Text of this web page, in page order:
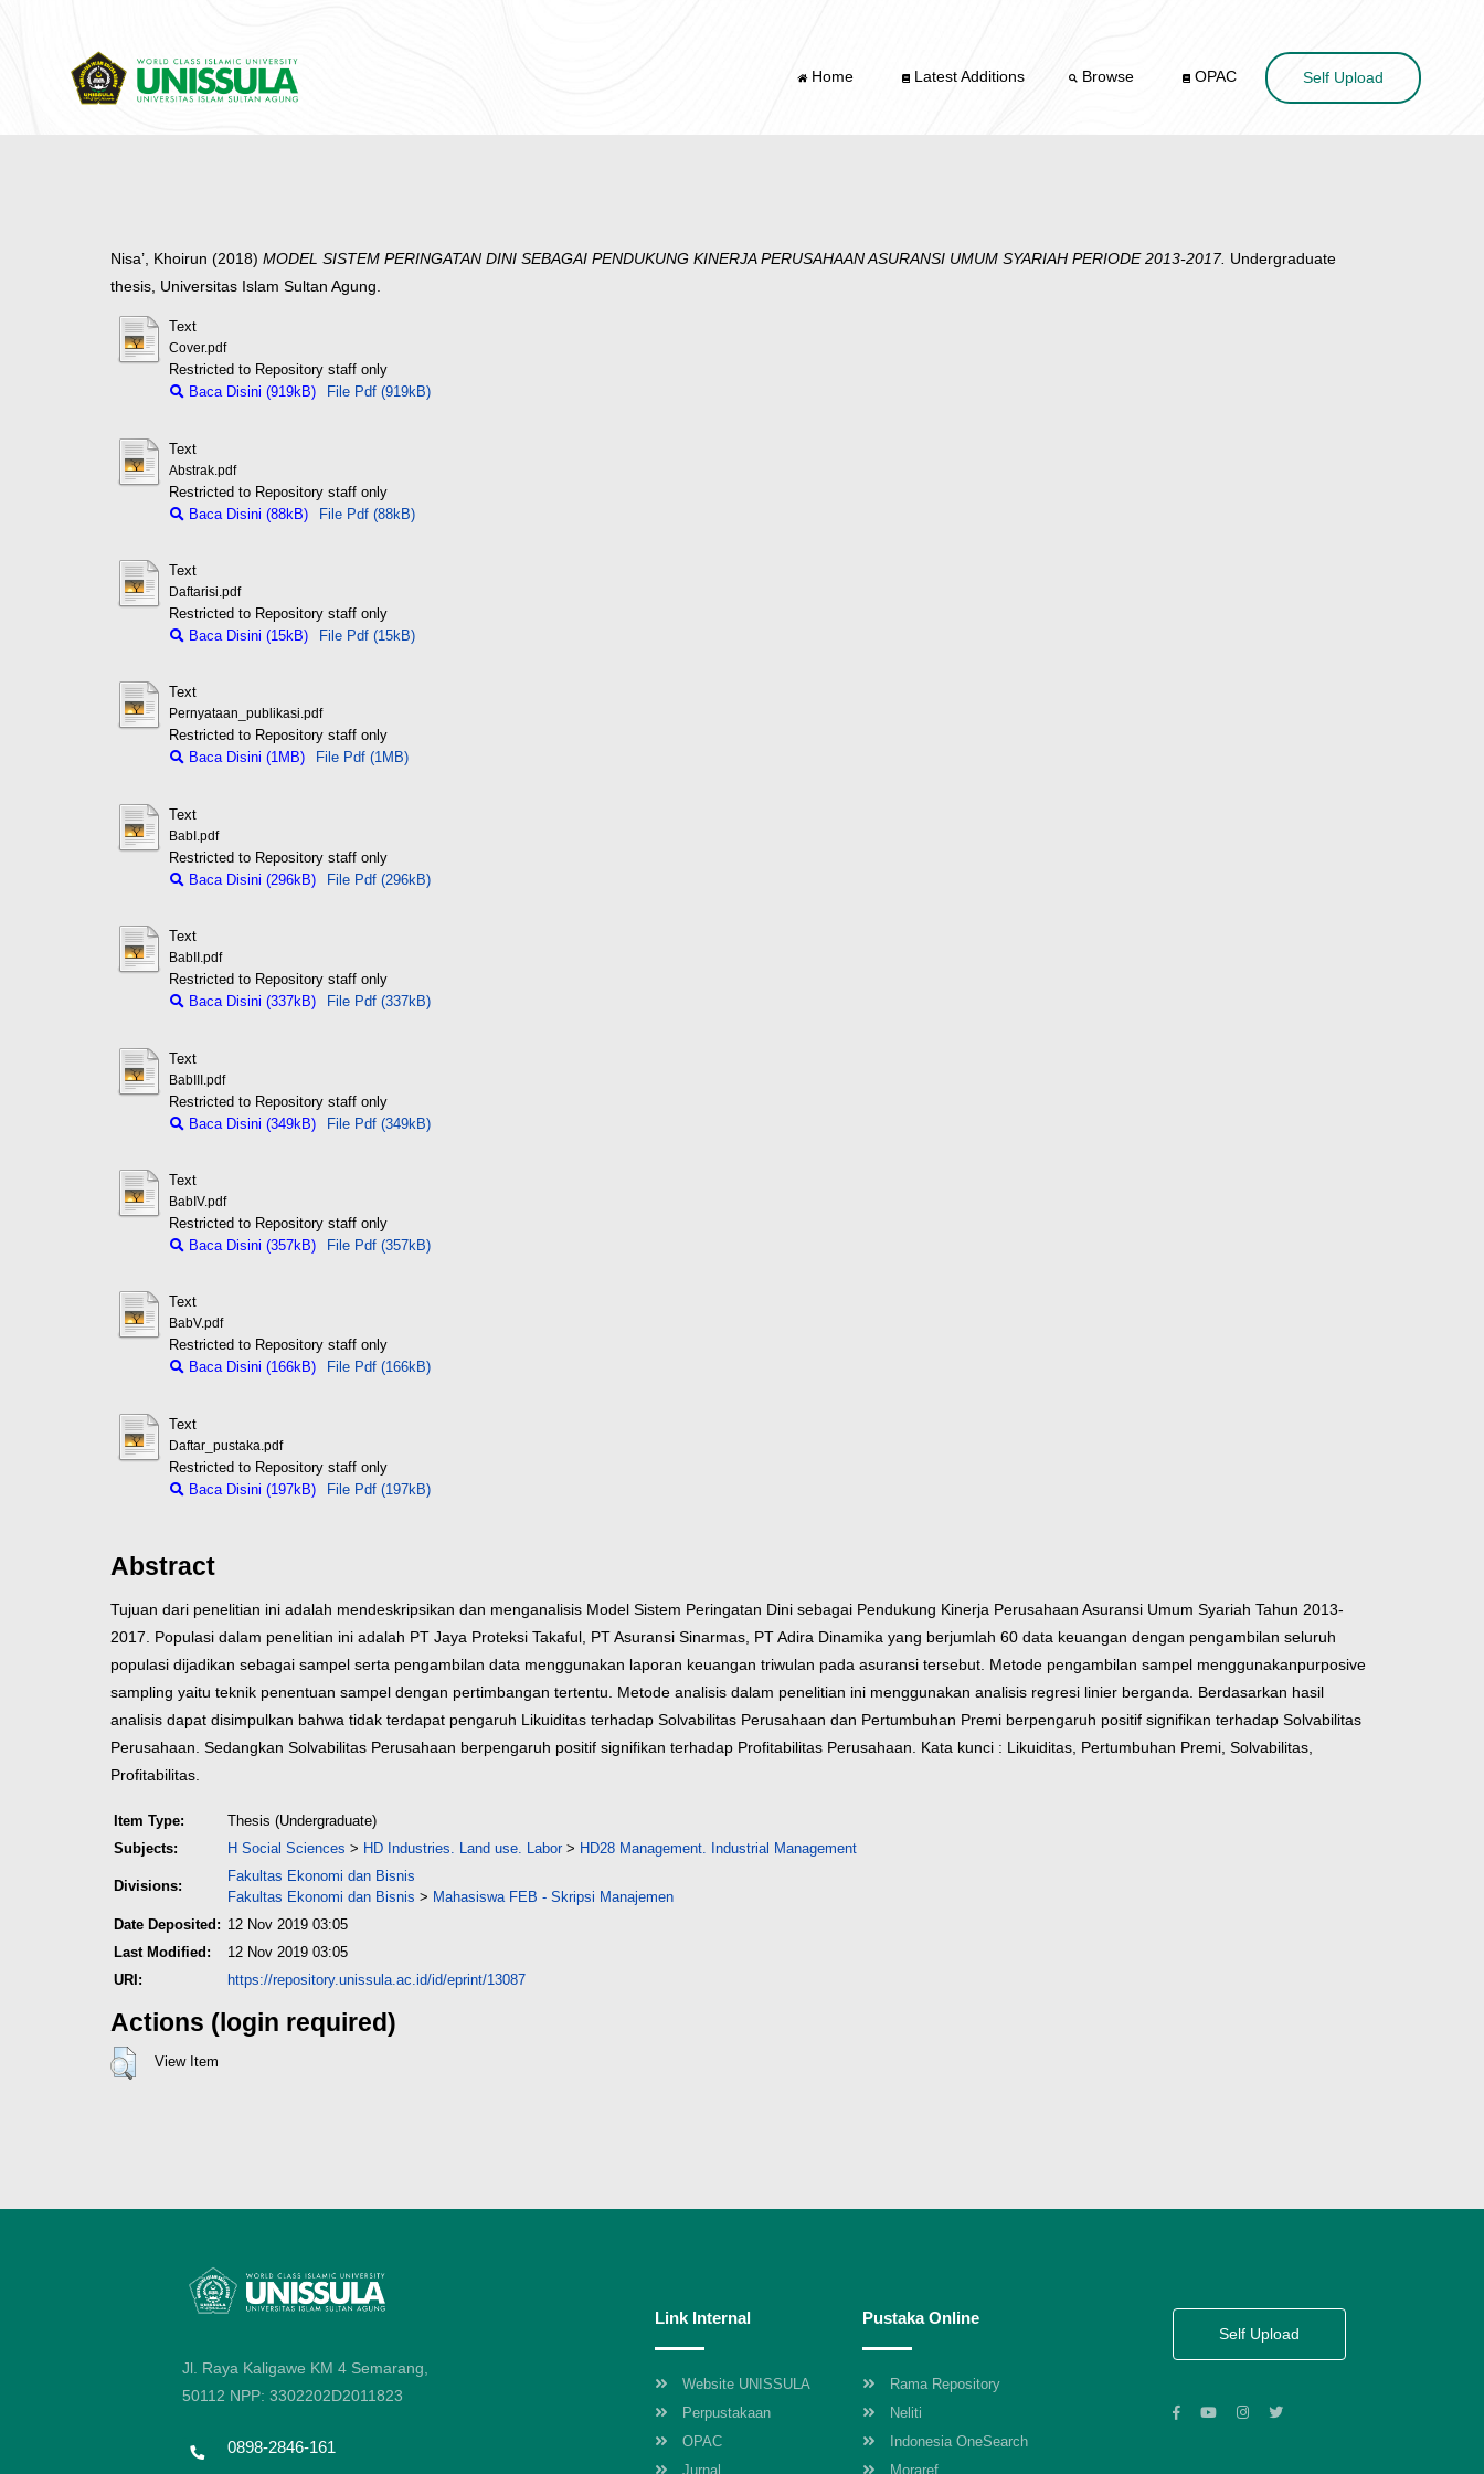
Home Latest Additions Browse OPAC Self Upload
Nisa’, Khoirun (2018) MODEL SISTEM PERINGATAN DINI SEBAGAI PENDUKUNG KINERJA PERUSAHAAN ASURANSI UMUM SYARIAH PERIODE 2013-2017. Undergraduate
thesis, Universitas Islam Sultan Agung.
Text
Cover.pdf
Restricted to Repository staff only
Baca Disini (919kB)
File Pdf (919kB)
Text
Abstrak.pdf
Restricted to Repository staff only
Baca Disini (88kB)
File Pdf (88kB)
Text
Daftarisi.pdf
Restricted to Repository staff only
Baca Disini (15kB)
File Pdf (15kB)
Text
Pernyataan_publikasi.pdf
Restricted to Repository staff only
Baca Disini (1MB)
File Pdf (1MB)
Text
BabI.pdf
Restricted to Repository staff only
Baca Disini (296kB)
File Pdf (296kB)
Text
BabII.pdf
Restricted to Repository staff only
Baca Disini (337kB)
File Pdf (337kB)
Text
BabIII.pdf
Restricted to Repository staff only
Baca Disini (349kB)
File Pdf (349kB)
Text
BabIV.pdf
Restricted to Repository staff only
Baca Disini (357kB)
File Pdf (357kB)
Text
BabV.pdf
Restricted to Repository staff only
Baca Disini (166kB)
File Pdf (166kB)
Text
Daftar_pustaka.pdf
Restricted to Repository staff only
Baca Disini (197kB)
File Pdf (197kB)
Abstract
Tujuan dari penelitian ini adalah mendeskripsikan dan menganalisis Model Sistem Peringatan Dini sebagai Pendukung Kinerja Perusahaan Asuransi Umum Syariah Tahun 2013-
2017. Populasi dalam penelitian ini adalah PT Jaya Proteksi Takaful, PT Asuransi Sinarmas, PT Adira Dinamika yang berjumlah 60 data keuangan dengan pengambilan seluruh
populasi dijadikan sebagai sampel serta pengambilan data menggunakan laporan keuangan triwulan pada asuransi tersebut. Metode pengambilan sampel menggunakanpurposive
sampling yaitu teknik penentuan sampel dengan pertimbangan tertentu. Metode analisis dalam penelitian ini menggunakan analisis regresi linier berganda. Berdasarkan hasil
analisis dapat disimpulkan bahwa tidak terdapat pengaruh Likuiditas terhadap Solvabilitas Perusahaan dan Pertumbuhan Premi berpengaruh positif signifikan terhadap Solvabilitas
Perusahaan. Sedangkan Solvabilitas Perusahaan berpengaruh positif signifikan terhadap Profitabilitas Perusahaan. Kata kunci : Likuiditas, Pertumbuhan Premi, Solvabilitas,
Profitabilitas.
Item Type:
Thesis (Undergraduate)
Subjects:
H Social Sciences > HD Industries. Land use. Labor> HD28 Management. Industrial Management
Divisions:
Fakultas Ekonomi dan Bisnis
Fakultas Ekonomi dan Bisnis > Mahasiswa FEB - Skripsi Manajemen
Date Deposited: 12 Nov 2019 03:05
Last Modified:
12 Nov 2019 03:05
URI:
https://repository.unissula.ac.id/id/eprint/13087
Actions (login required)
View Item
Jl. Raya Kaligawe KM 4 Semarang,
50112 NPP: 3302202D2011823
0898-2846-161
Link Internal
Website UNISSULA
Perpustakaan
OPAC
Jurnal
Pustaka Online
Rama Repository
Neliti
Indonesia OneSearch
Moraref
Self Upload